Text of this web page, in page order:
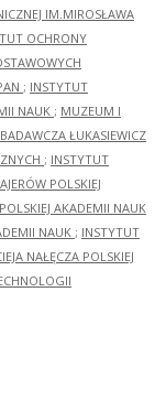
IM.MIROSŁAWA
OCHRONY
; INSTYTUT
NAUK ; MUZEUM I
BADAWCZA ŁUKASIEWICZ
; INSTYTUT
POLSKIEJ
AKADEMII NAUK
NAUK ; INSTYTUT
NAŁĘCZA POLSKIEJ